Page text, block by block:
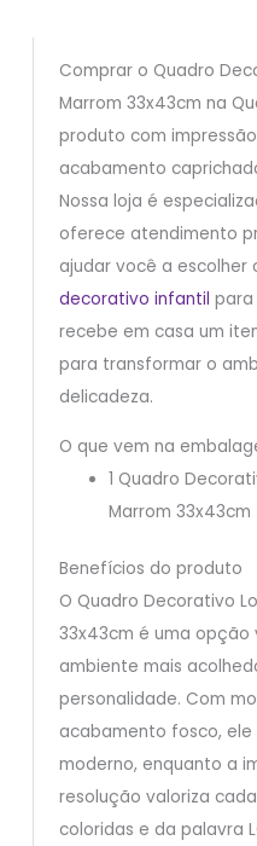
Comprar o Quadro
Marrom 33x43cm na
produto com
acabamento
Nossa loja é
oferece atendimento
ajudar você a escolher
decorativo infantil para
recebe em casa um
para transformar o
delicadeza.
O que vem na
1 Quadro
Marrom 33x43cm
Benefícios do produto
O Quadro Decorativo
33x43cm é uma opção
ambiente mais
personalidade. Com
acabamento fosco,
moderno, enquanto a
resolução valoriza
coloridas e da palavra